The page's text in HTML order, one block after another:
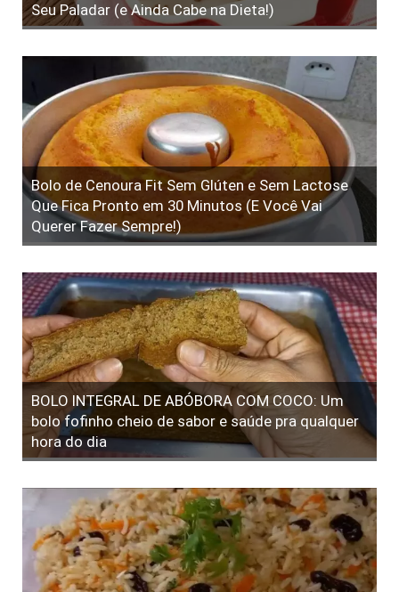
Seu Paladar (e Ainda Cabe na Dieta!)
Bolo de Cenoura Fit Sem Glúten e Sem Lactose
Que Fica Pronto em 30 Minutos (E Você Vai
Querer Fazer Sempre!)
BOLO INTEGRAL DE ABÓBORA COM COCO: Um
bolo fofinho cheio de sabor e saúde pra qualquer
hora do dia